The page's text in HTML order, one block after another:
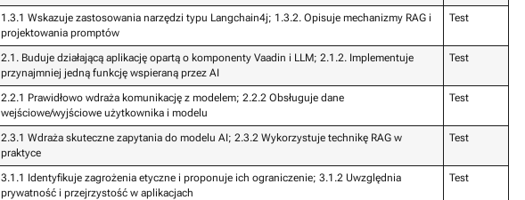
1.3.1 Wskazuje zastosowania narzędzi typu Langchain4j; 1.3.2. Opisuje mechanizmy RAG i
projektowania promptów
Test
2.1. Buduje działającą aplikację opartą o komponenty Vaadin i LLM; 2.1.2. Implementuje
przynajmniej jedną funkcję wspieraną przez AI
Test
2.2.1 Prawidłowo wdraża komunikację z modelem; 2.2.2 Obsługuje dane
wejściowe/wyjściowe użytkownika i modelu
Test
2.3.1 Wdraża skuteczne zapytania do modelu AI; 2.3.2 Wykorzystuje technikę RAG w
praktyce
Test
3.1.1 Identyfikuje zagrożenia etyczne i proponuje ich ograniczenie; 3.1.2 Uwzględnia
prywatność i przejrzystość w aplikacjach
Test